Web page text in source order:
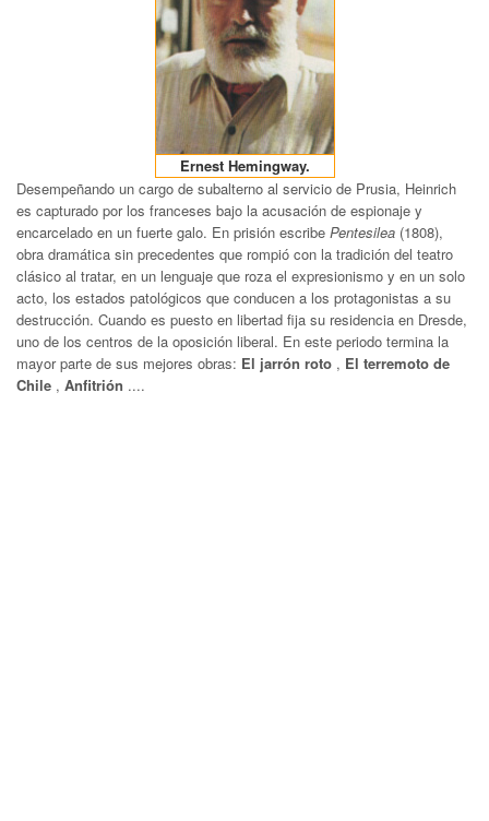
Ernest Hemingway.
Desempeñando un cargo de subalterno al servicio de Prusia, Heinrich
es capturado por los franceses bajo la acusación de espionaje y
encarcelado en un fuerte galo. En prisión escribe Pentesilea (1808),
obra dramática sin precedentes que rompió con la tradición del teatro
clásico al tratar, en un lenguaje que roza el expresionismo y en un solo
acto, los estados patológicos que conducen a los protagonistas a su
destrucción. Cuando es puesto en libertad fija su residencia en Dresde,
uno de los centros de la oposición liberal. En este periodo termina la
mayor parte de sus mejores obras: El jarrón roto , El terremoto de
Chile , Anfitrión ....